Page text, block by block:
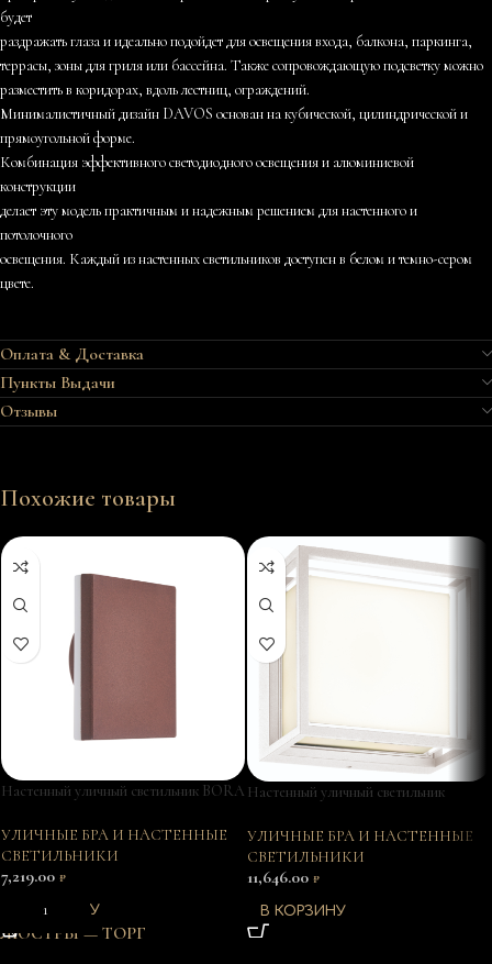
будет
раздражать глаза и идеально подойдет для освещения входа, балкона, паркинга,
террасы, зоны для гриля или бассейна. Также сопровождающую подсветку можно
разместить в коридорах, вдоль лестниц, ограждений.
Минималистичный дизайн DAVOS основан на кубической, цилиндрической и
прямоугольной форме.
Комбинация эффективного светодиодного освещения и алюминиевой
конструкции
делает эту модель практичным и надежным решением для настенного и
потолочного
освещения. Каждый из настенных светильников доступен в белом и темно-сером
цвете.
Оплата & Доставка
Пункты Выдачи
Отзывы
Похожие товары
Настенный уличный светильник BORA
УЛИЧНЫЕ БРА И НАСТЕННЫЕ
СВЕТИЛЬНИКИ
7,219.00 ₽
В КОРЗИНУ
Настенный уличный светильник
УЛИЧНЫЕ БРА И НАСТЕННЫЕ
СВЕТИЛЬНИКИ
11,646.00 ₽
В КОРЗИНУ
ЛЮСТРЫ — ТОРГ